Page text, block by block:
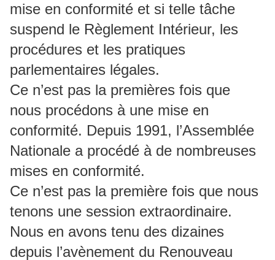
mise en conformité et si telle tâche
suspend le Règlement Intérieur, les
procédures et les pratiques
parlementaires légales.
Ce n’est pas la premières fois que
nous procédons à une mise en
conformité. Depuis 1991, l’Assemblée
Nationale a procédé à de nombreuses
mises en conformité.
Ce n’est pas la première fois que nous
tenons une session extraordinaire.
Nous en avons tenu des dizaines
depuis l’avènement du Renouveau